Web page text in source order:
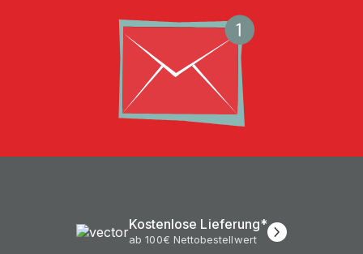
Kostenlose Lieferung*
ab 100€ Nettobestellwert